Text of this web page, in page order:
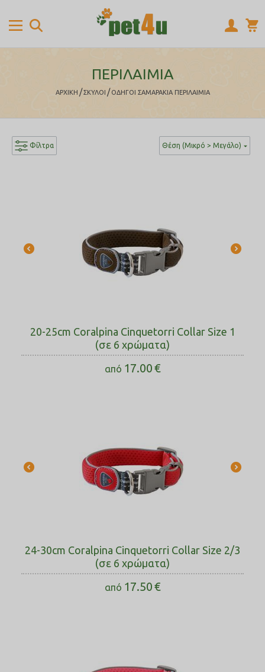
ΠΕΡΙΛΑΙΜΙΑ
ΑΡΧΙΚΉ / ΣΚΥΛΟΙ / ΟΔΗΓΟΙ ΣΑΜΑΡΑΚΙΑ ΠΕΡΙΛΑΙΜΙΑ
Φίλτρα Θέση (Μικρό > Μεγάλο)
20-25cm Coralpina Cinquetorri Collar Size 1
(σε 6 χρώματα)
από 17.00€
24-30cm Coralpina Cinquetorri Collar Size 2/3
(σε 6 χρώματα)
από 17.50€